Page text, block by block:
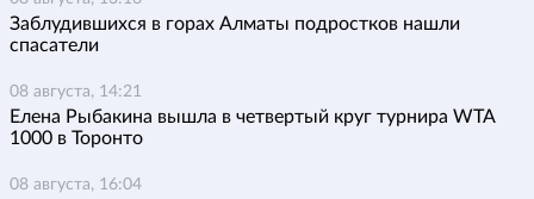
Заблудившихся в горах Алматы подростков нашли
спасатели
08 августа, 14:21
Елена Рыбакина вышла в четвертый круг турнира WTA
1000 в Торонто
08 августа, 16:04